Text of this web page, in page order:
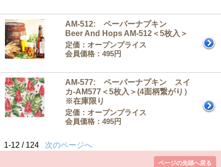
AM-512: ペーパーナプキン
Beer And Hops AM-512＜5枚入＞
定価：オープンプライス
会員価格：495円
AM-577: ペーパーナプキン スイ
カ-AM577＜5枚入＞(4面柄繋がり）
※在庫限り
定価：オープンプライス
会員価格：495円
1-12 / 124 次のページへ
ページの先頭へ戻る